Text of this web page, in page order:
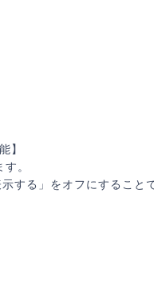
】
。
する」をオフにすること